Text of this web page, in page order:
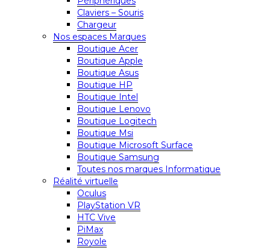
Claviers – Souris
Chargeur
Nos espaces Marques
Boutique Acer
Boutique Apple
Boutique Asus
Boutique HP
Boutique Intel
Boutique Lenovo
Boutique Logitech
Boutique Msi
Boutique Microsoft Surface
Boutique Samsung
Toutes nos marques Informatique
Réalité virtuelle
Oculus
PlayStation VR
HTC Vive
PiMax
Royole